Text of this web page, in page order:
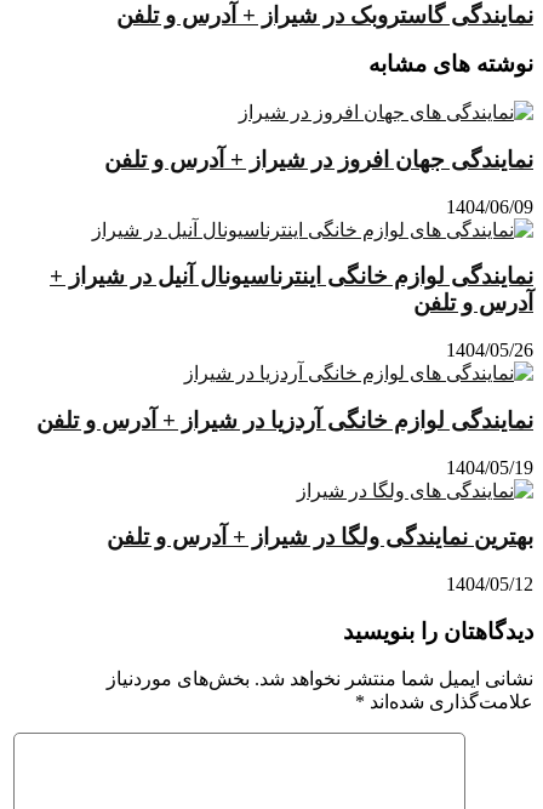
نمایندگی گاستروبک در شیراز + آدرس و تلفن
نوشته های مشابه
نمایندگی جهان افروز در شیراز + آدرس و تلفن
1404/06/09
نمایندگی لوازم خانگی اینترناسیونال آنیل در شیراز +
آدرس و تلفن
1404/05/26
نمایندگی لوازم خانگی آردزیا در شیراز + آدرس و تلفن
1404/05/19
بهترین نمایندگی ولگا در شیراز + آدرس و تلفن
1404/05/12
دیدگاهتان را بنویسید
نشانی ایمیل شما منتشر نخواهد شد. بخش‌های موردنیاز
علامت‌گذاری شده‌اند *